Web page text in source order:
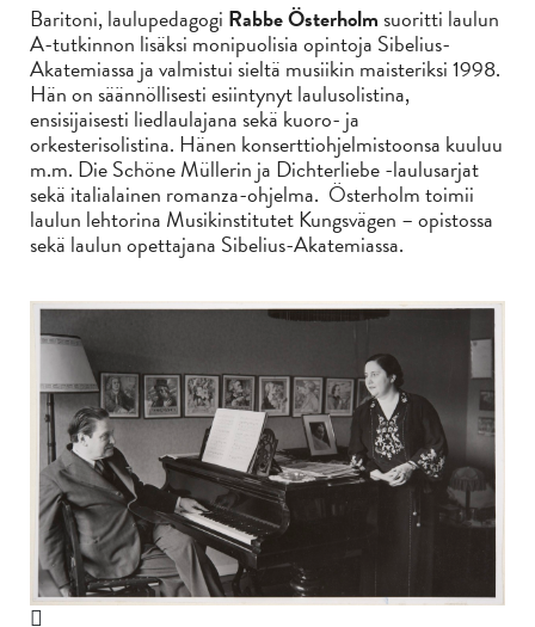
Baritoni, laulupedagogi Rabbe Österholmsuoritti laulun
A-tutkinnon lisäksi monipuolisia opintoja Sibelius-
Akatemiassa ja valmistui sieltä musiikin maisteriksi 1998.
Hän on säännöllisesti esiintynyt laulusolistina,
ensisijaisesti liedlaulajana sekä kuoro- ja
orkesterisolistina. Hänen konserttiohjelmistoonsa kuuluu
m.m. Die Schöne Müllerin ja Dichterliebe -laulusarjat
sekä italialainen romanza-ohjelma. Österholm toimii
laulun lehtorina Musikinstitutet Kungsvägen – opistossa
sekä laulun opettajana Sibelius-Akatemiassa.